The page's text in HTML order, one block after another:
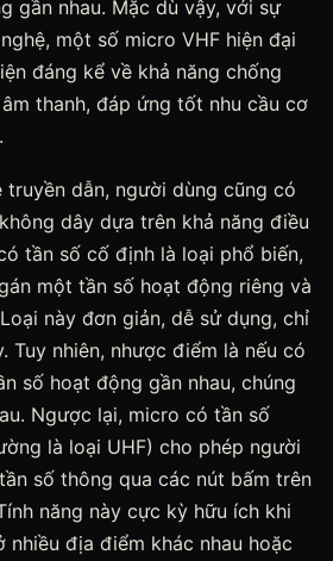
gần nhau. Mặc dù vậy, với sự
một số micro VHF hiện đại
đáng kể về khả năng chống
thanh, đáp ứng tốt nhu cầu cơ
truyền dẫn, người dùng cũng có
dây dựa trên khả năng điều
tần số cố định là loại phổ biến,
một tần số hoạt động riêng và
này đơn giản, dễ sử dụng, chỉ
Tuy nhiên, nhược điểm là nếu có
số hoạt động gần nhau, chúng
Ngược lại, micro có tần số
là loại UHF) cho phép người
số thông qua các nút bấm trên
năng này cực kỳ hữu ích khi
nhiều địa điểm khác nhau hoặc